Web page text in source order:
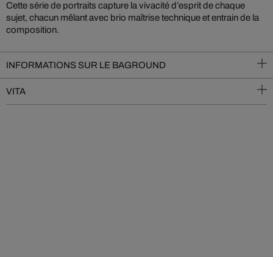
Cette série de portraits capture la vivacité d’esprit de chaque
sujet, chacun mêlant avec brio maîtrise technique et entrain de la
composition.
INFORMATIONS SUR LE BAGROUND
VITA